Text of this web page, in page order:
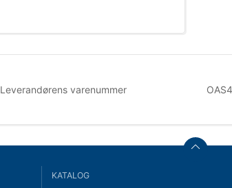
Leverandørens varenummer
KATALOG